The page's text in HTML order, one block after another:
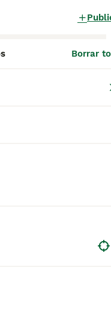
Borrar
en venta en
guarda tu
perfecto: